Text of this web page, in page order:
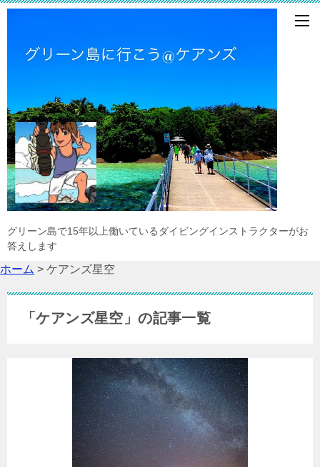
グリーン島で15年以上働いているダイビングインストラクターがお
答えします
ホーム > ケアンズ星空
「ケアンズ星空」の記事一覧